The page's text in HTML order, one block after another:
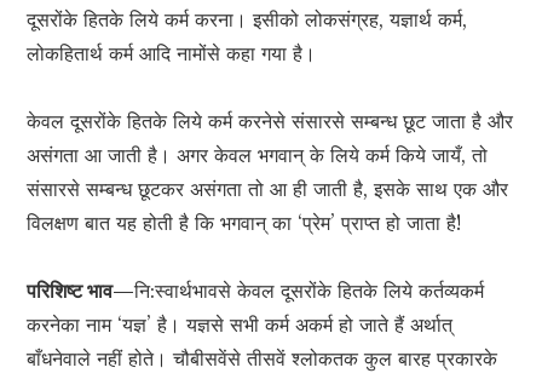
दूसरोंके हितके लिये कर्म करना। इसीको लोकसंग्रह, यज्ञार्थ कर्म,
लोकहितार्थ कर्म आदि नामोंसे कहा गया है।
केवल दूसरोंके हितके लिये कर्म करनेसे संसारसे सम्बन्ध छूट जाता है और
असंगता आ जाती है। अगर केवल भगवान् के लिये कर्म किये जायँ, तो
संसारसे सम्बन्ध छूटकर असंगता तो आ ही जाती है, इसके साथ एक और
विलक्षण बात यह होती है कि भगवान् का ‘प्रेम’ प्राप्त हो जाता है!
परिशिष्ट भाव—नि:स्वार्थभावसे केवल दूसरोंके हितके लिये कर्तव्यकर्म
करनेका नाम ‘यज्ञ’ है। यज्ञसे सभी कर्म अकर्म हो जाते हैं अर्थात्
बाँधनेवाले नहीं होते। चौबीसवेंसे तीसवें श्लोकतक कुल बारह प्रकारके